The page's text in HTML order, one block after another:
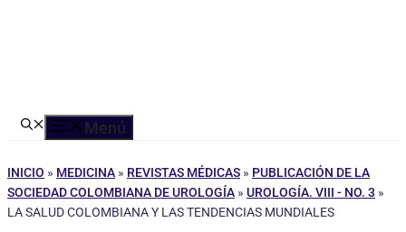
Menú
INICIO » MEDICINA » REVISTAS MÉDICAS » PUBLICACIÓN DE LA
SOCIEDAD COLOMBIANA DE UROLOGÍA » UROLOGÍA. VIII - NO. 3 »
LA SALUD COLOMBIANA Y LAS TENDENCIAS MUNDIALES